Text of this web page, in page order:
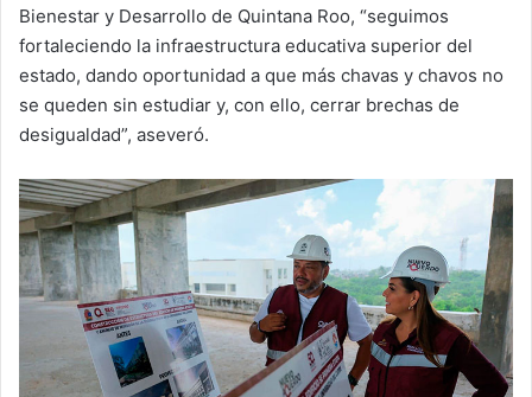
Bienestar y Desarrollo de Quintana Roo, “seguimos
fortaleciendo la infraestructura educativa superior del
estado, dando oportunidad a que más chavas y chavos no
se queden sin estudiar y, con ello, cerrar brechas de
desigualdad”, aseveró.